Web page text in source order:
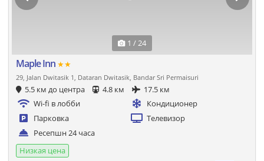
1 / 24
Maple Inn ★★
29, Jalan Dwitasik 1, Dataran Dwitasik, Bandar Sri Permaisuri
5.5 км до центра 4.8 км
17.5 км
Wi-fi в лобби
Кондиционер
Парковка
Телевизор
Ресепшн 24 часа
Низкая цена